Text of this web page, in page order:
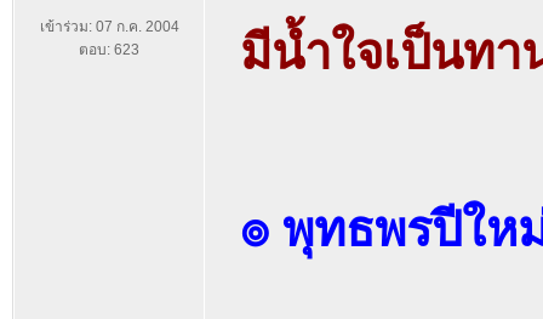
เข้าร่วม: 07 ก.ค. 2004
ตอบ: 623
มีน้ำใจเป็นทา
๏ พุทธพรปีให